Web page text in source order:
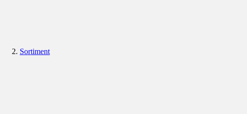
Sortiment